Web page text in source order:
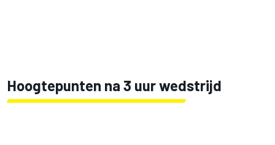
Hoogtepunten na 3 uur wedstrijd